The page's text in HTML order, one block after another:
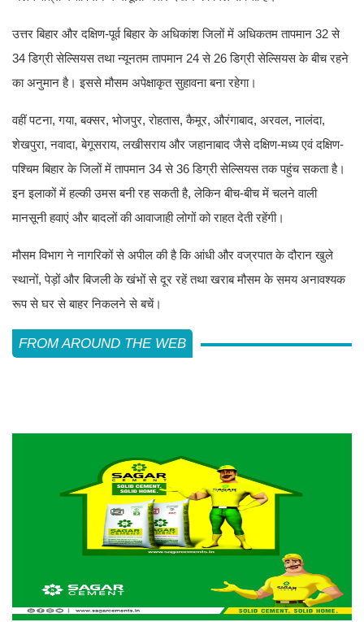
उत्तर बिहार और दक्षिण-पूर्व बिहार के अधिकांश जिलों में अधिकतम तापमान 32 से
34 डिग्री सेल्सियस तथा न्यूनतम तापमान 24 से 26 डिग्री सेल्सियस के बीच रहने
का अनुमान है। इससे मौसम अपेक्षाकृत सुहावना बना रहेगा।
वहीं पटना, गया, बक्सर, भोजपुर, रोहतास, कैमूर, औरंगाबाद, अरवल, नालंदा,
शेखपुरा, नवादा, बेगूसराय, लखीसराय और जहानाबाद जैसे दक्षिण-मध्य एवं दक्षिण-
पश्चिम बिहार के जिलों में तापमान 34 से 36 डिग्री सेल्सियस तक पहुंच सकता है।
इन इलाकों में हल्की उमस बनी रह सकती है, लेकिन बीच-बीच में चलने वाली
मानसूनी हवाएं और बादलों की आवाजाही लोगों को राहत देती रहेंगी।
मौसम विभाग ने नागरिकों से अपील की है कि आंधी और वज्रपात के दौरान खुले
स्थानों, पेड़ों और बिजली के खंभों से दूर रहें तथा खराब मौसम के समय अनावश्यक
रूप से घर से बाहर निकलने से बचें।
FROM AROUND THE WEB